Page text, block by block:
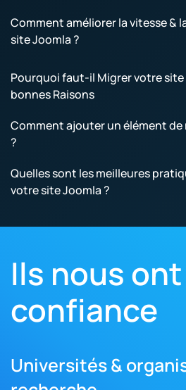
Comment améliorer la vitesse &
site Joomla ?
Pourquoi faut-il Migrer votre site
bonnes Raisons
Comment ajouter un élément
?
Quelles sont les meilleures
votre site Joomla ?
Ils nous
confiance
Universités &